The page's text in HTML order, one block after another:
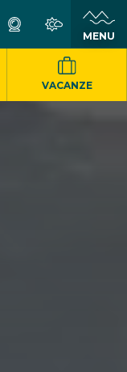
MENU
VACANZE